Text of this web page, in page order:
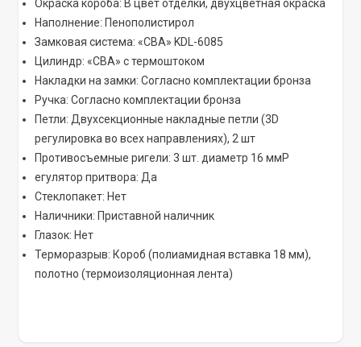
Окраска короба: В цвет отделки, двухцветная окраска
Наполнение: Пенополистирол
Замковая система: «CBA» KDL-6085
Цилиндр: «CBA» с термоштоком
Накладки на замки: Согласно комплектации бронза
Ручка: Согласно комплектации бронза
Петли: Двухсекционные накладные петли (3D
регулировка во всех направлениях), 2 шт
Противосъемные ригели: 3 шт. диаметр 16 ммР
егулятор притвора: Да
Стеклопакет: Нет
Наличники: Приставной наличник
Глазок: Нет
Терморазрыв: Короб (полиамидная вставка 18 мм),
полотно (термоизоляционная лента)